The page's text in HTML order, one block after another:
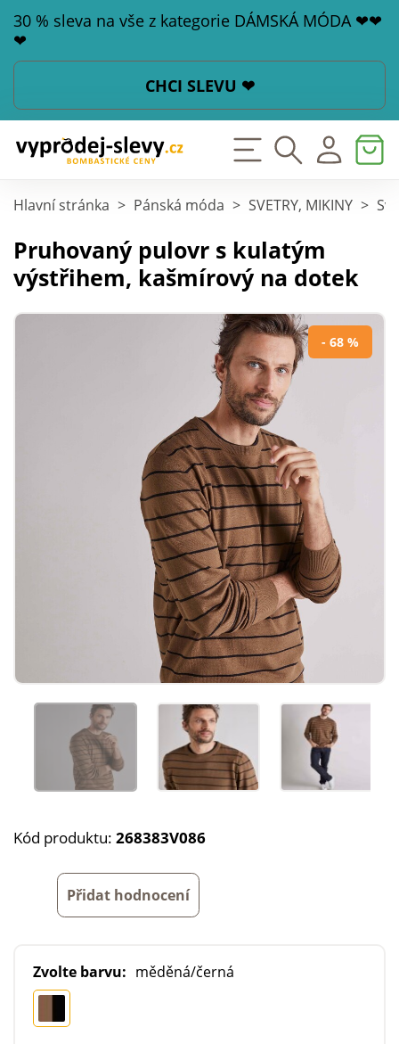
30 % sleva na vše z kategorie DÁMSKÁ MÓDA ❤❤
❤
CHCI SLEVU ❤
Hlavní stránka > Pánská móda > SVETRY, MIKINY >
Pruhovaný pulovr s kulatým
výstřihem, kašmírový na dotek
- 68 %
Kód produktu: 268383V086
Přidat hodnocení
Zvolte barvu: měděná/černá